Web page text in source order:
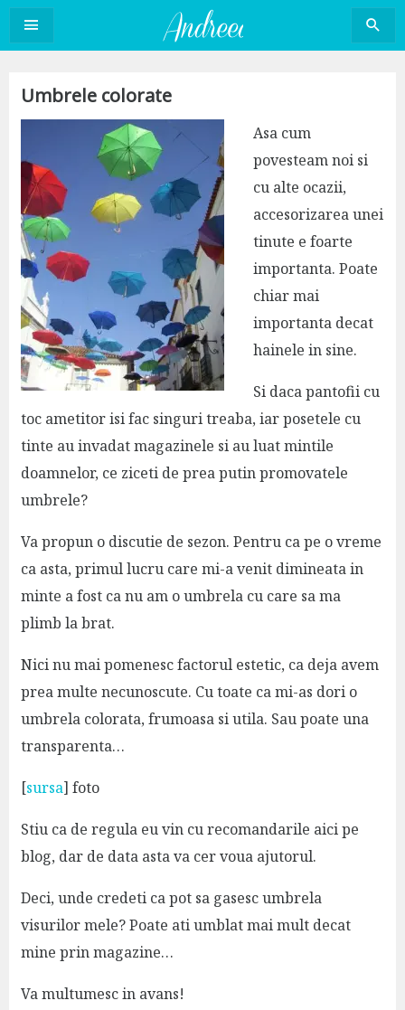
Sari
conținut
Umbrele colorate
Asa cum
povesteam noi si
cu alte ocazii,
accesorizarea unei
tinute e foarte
importanta. Poate
chiar mai
importanta decat
hainele in sine.
Si daca pantofii cu
toc ametitor isi fac singuri treaba, iar posetele cu
tinte au invadat magazinele si au luat mintile
doamnelor, ce ziceti de prea putin promovatele
umbrele?
Va propun o discutie de sezon. Pentru ca pe o vreme
ca asta, primul lucru care mi-a venit dimineata in
minte a fost ca nu am o umbrela cu care sa ma
plimb la brat.
Nici nu mai pomenesc factorul estetic, ca deja avem
prea multe necunoscute. Cu toate ca mi-as dori o
umbrela colorata, frumoasa si utila. Sau poate una
transparenta…
[sursa] foto
Stiu ca de regula eu vin cu recomandarile aici pe
blog, dar de data asta va cer voua ajutorul.
Deci, unde credeti ca pot sa gasesc umbrela
visurilor mele? Poate ati umblat mai mult decat
mine prin magazine…
Va multumesc in avans!